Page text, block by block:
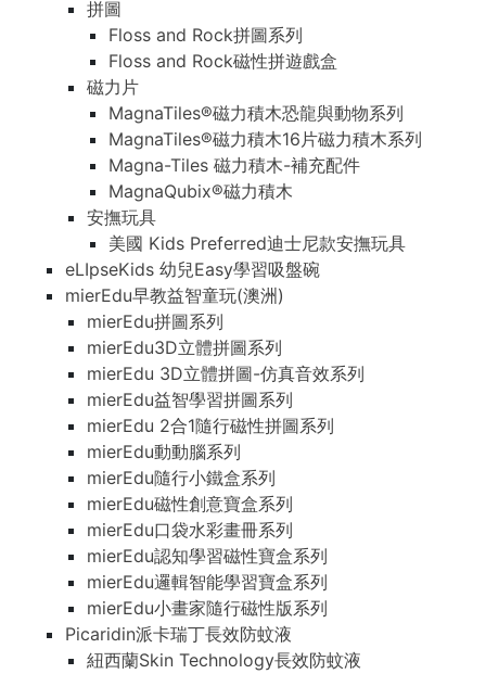
拼圖
Floss and Rock拼圖系列
Floss and Rock磁性拼遊戲盒
磁力片
MagnaTiles®磁力積木恐龍與動物系列
MagnaTiles®磁力積木16片磁力積木系列
Magna-Tiles 磁力積木-補充配件
MagnaQubix®磁力積木
安撫玩具
美國 Kids Preferred迪士尼款安撫玩具
eLIpseKids 幼兒Easy學習吸盤碗
mierEdu早教益智童玩(澳洲)
mierEdu拼圖系列
mierEdu3D立體拼圖系列
mierEdu 3D立體拼圖-仿真音效系列
mierEdu益智學習拼圖系列
mierEdu 2合1隨行磁性拼圖系列
mierEdu動動腦系列
mierEdu隨行小鐵盒系列
mierEdu磁性創意寶盒系列
mierEdu口袋水彩畫冊系列
mierEdu認知學習磁性寶盒系列
mierEdu邏輯智能學習寶盒系列
mierEdu小畫家隨行磁性版系列
Picaridin派卡瑞丁長效防蚊液
紐西蘭Skin Technology長效防蚊液